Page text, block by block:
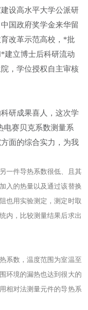
设高水平大学公派研
国政府奖学金来华留
改革示范高校，*批
建立博士后科研流动
，学位授权自主审核
研成果喜人，这次学
电赛贝克系数测量系
面的综合实力，为我
一件导热系数很低、且其
入的热量以及通过该替换
也用实验测定，测定时取
内，比较测量结果后求出
数，温度范围为室温至
环境的漏热也达到很大的
相对法测量元件的导热系